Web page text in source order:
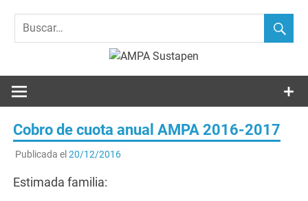
Elkartea Asociación de Padres-Madres de Alumnos del I.E.S.
Cobro de cuota anual AMPA 2016-2017
Publicada el 20/12/2016
Estimada familia: